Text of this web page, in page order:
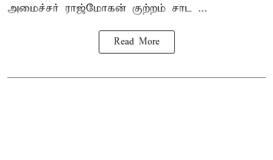
அமைச்சர் ராஜ்மோகன் குற்றம் சாட ...
Read More